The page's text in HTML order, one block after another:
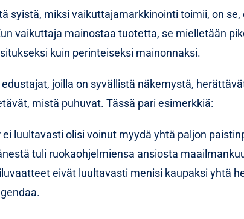
syistä, miksi vaikuttajamarkkinointi toimii, on
vaikuttaja mainostaa tuotetta, se mielletään
kuin perinteiseksi mainonnaksi.
joilla on syvällistä näkemystä,
mistä puhuvat. Tässä pari esimerkkiä:
luultavasti olisi voinut myydä yhtä paljon
tuli ruokaohjelmiensa ansiosta
eivät luultavasti menisi kaupaksi yhtä